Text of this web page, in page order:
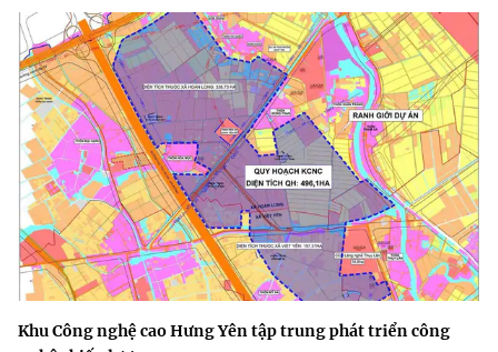
Khu Công nghệ cao Hưng Yên tập trung phát triển công